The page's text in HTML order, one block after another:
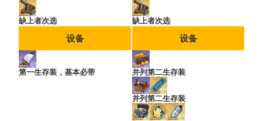
缺上者次选 缺上者次选
设备
第一生存装，基本必带
设备
并列第二生存装
并列第二生存装